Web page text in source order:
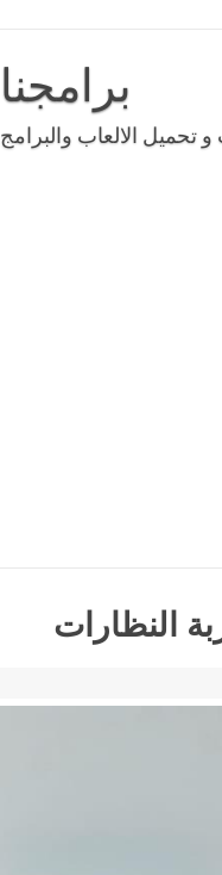
برامجنا
تحميل الالعاب والبرامج
النظارات